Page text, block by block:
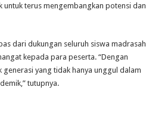
terus mengembangkan potensi dan
dari dukungan seluruh siswa madrasah
kepada para peserta. “Dengan
generasi yang tidak hanya unggul dalam
tutupnya.